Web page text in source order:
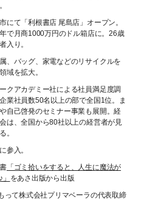
にて「利根書店 尾島店」オープン。
で月商1000万円のドル箱店に。26歳
入り。
、バッグ、家電などのリサイクルを
域を拡大。
クアカデミー社による社員満足度調
業社員数50名以上の部で全国1位。ま
自己啓発のセミナー事業も展開。経
は、全国から80社以上の経営者が見
。
参入。
「ゴミ拾いをすると、人生に魔法が
をあさ出版から出版
って株式会社プリマベーラの代表取締